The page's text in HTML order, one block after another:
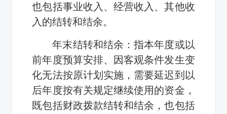
也包括事业收入、经营收入、其他收
入的结转和结余。
年末结转和结余：指本年度或以
前年度预算安排、因客观条件发生变
化无法按原计划实施，需要延迟到以
后年度按有关规定继续使用的资金，
既包括财政拨款结转和结余，也包括